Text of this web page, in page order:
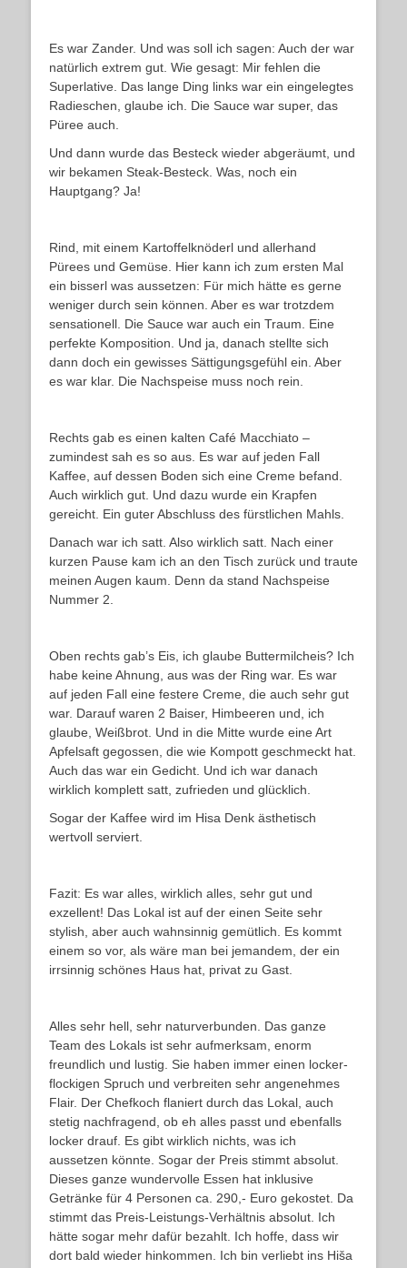
Es war Zander. Und was soll ich sagen: Auch der war
natürlich extrem gut. Wie gesagt: Mir fehlen die
Superlative. Das lange Ding links war ein eingelegtes
Radieschen, glaube ich. Die Sauce war super, das
Püree auch.
Und dann wurde das Besteck wieder abgeräumt, und
wir bekamen Steak-Besteck. Was, noch ein
Hauptgang? Ja!
Rind, mit einem Kartoffelknöderl und allerhand
Pürees und Gemüse. Hier kann ich zum ersten Mal
ein bisserl was aussetzen: Für mich hätte es gerne
weniger durch sein können. Aber es war trotzdem
sensationell. Die Sauce war auch ein Traum. Eine
perfekte Komposition. Und ja, danach stellte sich
dann doch ein gewisses Sättigungsgefühl ein. Aber
es war klar. Die Nachspeise muss noch rein.
Rechts gab es einen kalten Café Macchiato –
zumindest sah es so aus. Es war auf jeden Fall
Kaffee, auf dessen Boden sich eine Creme befand.
Auch wirklich gut. Und dazu wurde ein Krapfen
gereicht. Ein guter Abschluss des fürstlichen Mahls.
Danach war ich satt. Also wirklich satt. Nach einer
kurzen Pause kam ich an den Tisch zurück und traute
meinen Augen kaum. Denn da stand Nachspeise
Nummer 2.
Oben rechts gab’s Eis, ich glaube Buttermilcheis? Ich
habe keine Ahnung, aus was der Ring war. Es war
auf jeden Fall eine festere Creme, die auch sehr gut
war. Darauf waren 2 Baiser, Himbeeren und, ich
glaube, Weißbrot. Und in die Mitte wurde eine Art
Apfelsaft gegossen, die wie Kompott geschmeckt hat.
Auch das war ein Gedicht. Und ich war danach
wirklich komplett satt, zufrieden und glücklich.
Sogar der Kaffee wird im Hisa Denk ästhetisch
wertvoll serviert.
Fazit: Es war alles, wirklich alles, sehr gut und
exzellent! Das Lokal ist auf der einen Seite sehr
stylish, aber auch wahnsinnig gemütlich. Es kommt
einem so vor, als wäre man bei jemandem, der ein
irrsinnig schönes Haus hat, privat zu Gast.
Alles sehr hell, sehr naturverbunden. Das ganze
Team des Lokals ist sehr aufmerksam, enorm
freundlich und lustig. Sie haben immer einen locker-
flockigen Spruch und verbreiten sehr angenehmes
Flair. Der Chefkoch flaniert durch das Lokal, auch
stetig nachfragend, ob eh alles passt und ebenfalls
locker drauf. Es gibt wirklich nichts, was ich
aussetzen könnte. Sogar der Preis stimmt absolut.
Dieses ganze wundervolle Essen hat inklusive
Getränke für 4 Personen ca. 290,- Euro gekostet. Da
stimmt das Preis-Leistungs-Verhältnis absolut. Ich
hätte sogar mehr dafür bezahlt. Ich hoffe, dass wir
dort bald wieder hinkommen. Ich bin verliebt ins Hiša